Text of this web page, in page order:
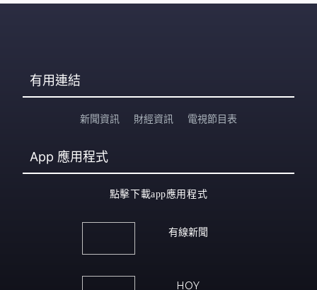
有用連結
新聞資訊 財經資訊 電視節目表
App 應用程式
點擊下載app應用程式
有線新聞
HOY